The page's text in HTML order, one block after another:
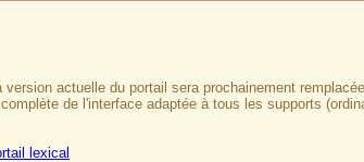
actuelle du portail sera prochainement
de l'interface adaptée à tous les supports
lexical